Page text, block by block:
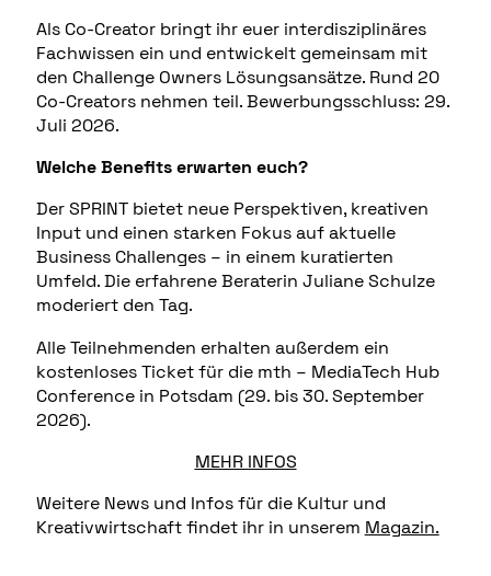
Als Co-Creator bringt ihr euer interdisziplinäres
Fachwissen ein und entwickelt gemeinsam mit
den Challenge Owners Lösungsansätze. Rund 20
Co-Creators nehmen teil. Bewerbungsschluss: 29.
Juli 2026.
Welche Benefits erwarten euch?
Der SPRINT bietet neue Perspektiven, kreativen
Input und einen starken Fokus auf aktuelle
Business Challenges – in einem kuratierten
Umfeld. Die erfahrene Beraterin Juliane Schulze
moderiert den Tag.
Alle Teilnehmenden erhalten außerdem ein
kostenloses Ticket für die mth – MediaTech Hub
Conference in Potsdam (29. bis 30. September
2026).
MEHR INFOS
Weitere News und Infos für die Kultur und
Kreativwirtschaft findet ihr in unserem Magazin.